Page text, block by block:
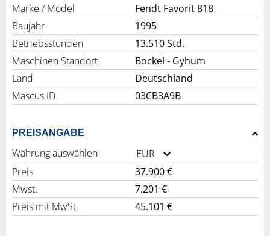
Marke / Model
Fendt Favorit 818
Baujahr
1995
Betriebsstunden
13.510 Std.
Maschinen Standort
Bockel - Gyhum
Land
Deutschland
Mascus ID
03CB3A9B
PREISANGABE
Währung auswählen
EUR
Preis
37.900 €
Mwst.
7.201 €
Preis mit MwSt.
45.101 €